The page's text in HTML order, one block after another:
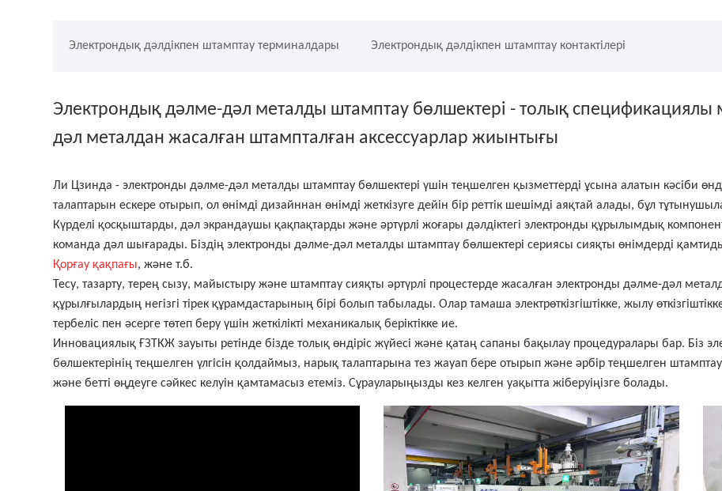
Электрондық дәлдікпен штамптау терминалдары Электрондық дәлдікпен штамптау контактілері
Электрондық дәлме-дәл металды штамптау бөлшектері - толық
дәл металдан жасалған штампталған аксессуарлар жиынтығы
Ли Цзинда - электронды дәлме-дәл металды штамптау бөлшектері үшін теңшелген қызметтерді ұсына алатын кәсіби
талаптарын ескере отырып, ол өнімді дизайннан өнімді жеткізуге дейін бір реттік шешімді аяқтай алады, бұл
Күрделі қосқыштарды, дәл экрандаушы қақпақтарды және әртүрлі жоғары дәлдіктегі электронды құрылымдық
команда дәл шығарады. Біздің электронды дәлме-дәл металды штамптау бөлшектері сериясы сияқты өнімдерді
Қорғау қақпағы, және т.б.
Тесу, тазарту, терең сызу, майыстыру және штамптау сияқты әртүрлі процестерде жасалған электронды дәлме-дәл
құрылғылардың негізгі тірек құрамдастарының бірі болып табылады. Олар тамаша электрөткізгіштікке, жылу
тербеліс пен әсерге төтеп беру үшін жеткілікті механикалық беріктікке ие.
Инновациялық ҒЗТКЖ зауыты ретінде бізде толық өндіріс жүйесі және қатаң сапаны бақылау процедуралары бар. Біз
бөлшектерінің теңшелген үлгісін қолдаймыз, нарық талаптарына тез жауап бере отырып және әрбір теңшелген
және бетті өңдеуге сәйкес келуін қамтамасыз етеміз. Сұрауларыңызды кез келген уақытта жіберуіңізге болады.